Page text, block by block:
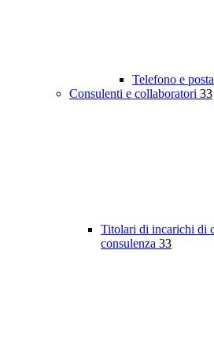
Telefono e
Consulenti e collaboratori 33
Titolari di incarichi di
consulenza 33